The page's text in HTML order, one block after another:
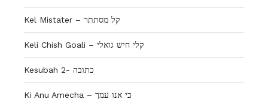
Kel Mistater – קל מסתתר
Keli Chish Goali – קלי חיש גואלי
Kesubah 2- כתובה
Ki Anu Amecha – כי אנו עמך